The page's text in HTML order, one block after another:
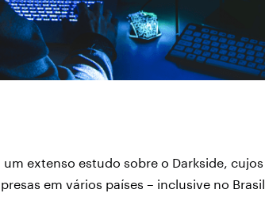
extenso estudo sobre o Darkside,
em vários países – inclusive no